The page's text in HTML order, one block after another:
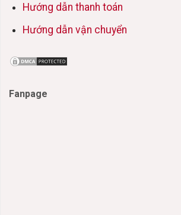
Hướng dẫn thanh toán
Hướng dẫn vận chuyển
Fanpage